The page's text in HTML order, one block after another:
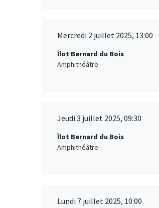
Mercredi 2 juillet 2025, 13:00
Îlot Bernard du Bois
Amphithéâtre
Jeudi 3 juillet 2025, 09:30
Îlot Bernard du Bois
Amphithéâtre
Lundi 7 juillet 2025, 10:00